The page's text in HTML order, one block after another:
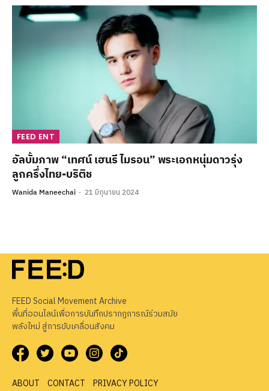
FEED ENT
อัลบั้มภาพ “เทศน์ เฮนรี ไมรอน” พระเอกหนุ่มดาวรุ่ง
ลูกครึ่งไทย-บริติช
Wanida Maneechai 21 มิถุนายน 2024
FEED Social Movement Archive
พื้นที่ออนไลน์เพื่อการบันทึกปรากฏการณ์ร่วมสมัย
พลังใหม่ สู่การขับเคลื่อนสังคม
ABOUT CONTACT
PRIVACY POLICY